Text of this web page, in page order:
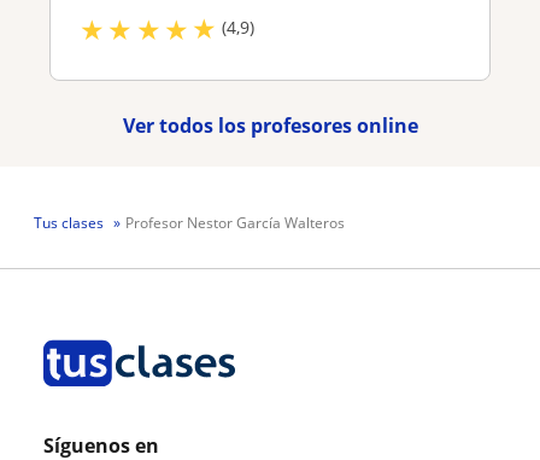
★★ ★★★ (4,9)
Ver todos los profesores online
Tus clases Profesor Nestor García Walteros
Síguenos en